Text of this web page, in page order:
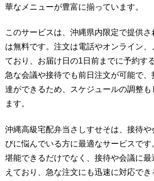
華なメニューが豊富に揃っています。
このサービスは、沖縄県内限定で提供
は無料です。注文は電話やオンライン
ており、お届け日の1日前までに予約す
急な会議や接待でも前日注文が可能で
達ができるため、スケジュールの調整も
ます。
沖縄高級宅配弁当さしすせそは、接待や
びに悩んでいる方に最適なサービスで
堪能できるだけでなく、接待や会議に
えており、急な注文にも迅速に対応でき